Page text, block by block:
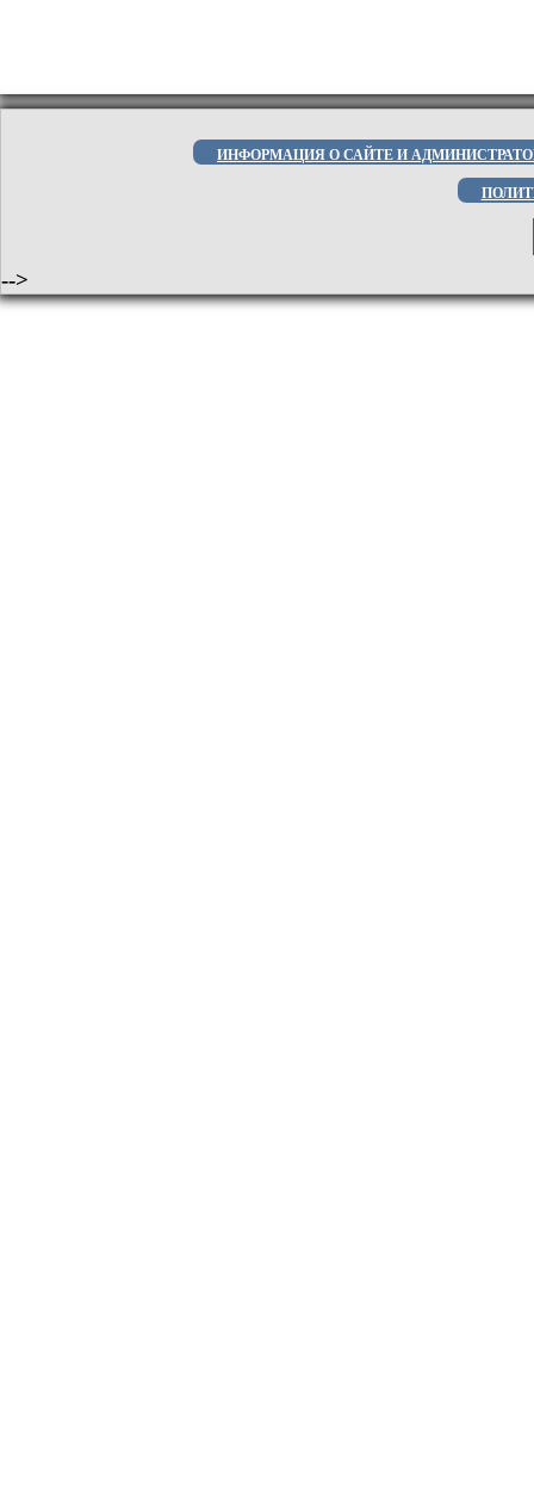
ИНФОРМАЦИЯ О САЙТЕ И
-->